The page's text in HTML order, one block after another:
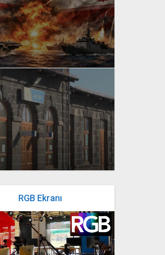
yazanBahri Ak
yazan Bahri Ak
RGB Ekranı